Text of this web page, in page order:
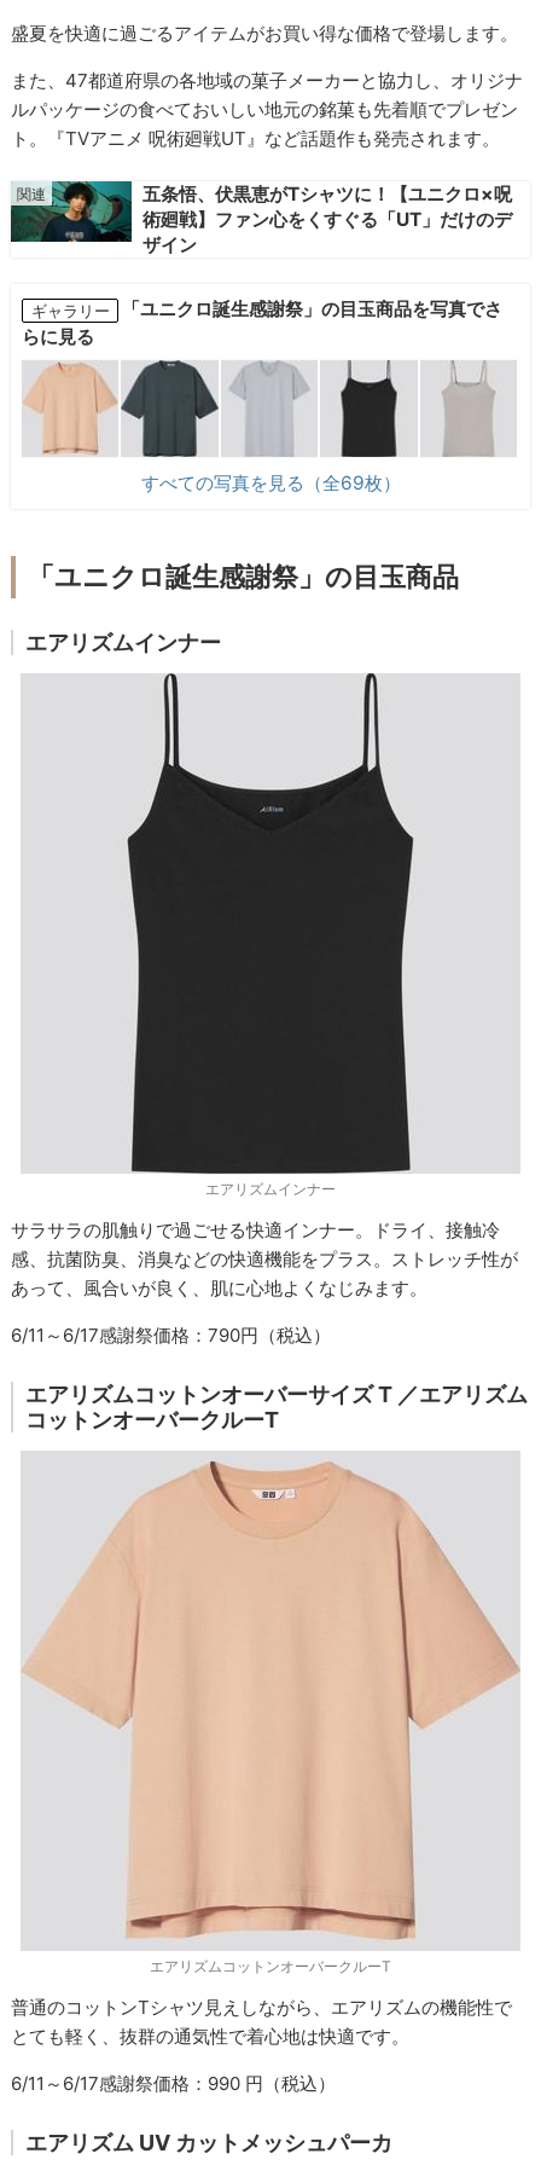
盛夏を快適に過ごるアイテムがお買い得な価格で登場します。
また、47都道府県の各地域の菓子メーカーと協力し、オリジナ
ルパッケージの食べておいしい地元の銘菓も先着順でプレゼン
ト。『TVアニメ 呪術廻戦UT』など話題作も発売されます。
五条悟、伏黒恵がTシャツに！【ユニクロ×呪
術廻戦】ファン心をくすぐる「UT」だけのデ
ザイン
ギャラリー
「ユニクロ誕生感謝祭」の目玉商品を写真でさ
らに見る
すべての写真を見る（全69枚）
「ユニクロ誕生感謝祭」の目玉商品
エアリズムインナー
エアリズムインナー
サラサラの肌触りで過ごせる快適インナー。ドライ、接触冷
感、抗菌防臭、消臭などの快適機能をプラス。ストレッチ性が
あって、風合いが良く、肌に心地よくなじみます。
6/11～6/17感謝祭価格：790円（税込）
エアリズムコットンオーバーサイズ T ／エアリズム
コットンオーバークルーT
エアリズムコットンオーバークルーT
普通のコットンTシャツ見えしながら、エアリズムの機能性で
とても軽く、抜群の通気性で着心地は快適です。
6/11～6/17感謝祭価格：990 円（税込）
エアリズム UV カットメッシュパーカ